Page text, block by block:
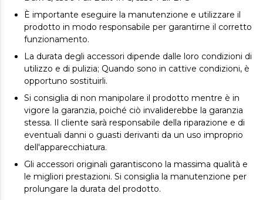
È importante eseguire la manutenzione e utilizzare il
prodotto in modo responsabile per garantirne il corretto
funzionamento.
La durata degli accessori dipende dalle loro condizioni di
utilizzo e di pulizia; Quando sono in cattive condizioni, è
opportuno sostituirli.
Si consiglia di non manipolare il prodotto mentre è in
vigore la garanzia, poiché ciò invaliderebbe la garanzia
stessa. Il cliente sarà responsabile della riparazione e di
eventuali danni o guasti derivanti da un uso improprio
dell'apparecchiatura.
Gli accessori originali garantiscono la massima qualità e
le migliori prestazioni. Si consiglia la manutenzione per
prolungare la durata del prodotto.